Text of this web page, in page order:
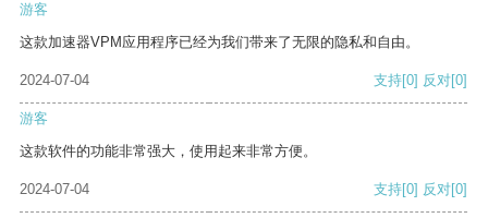
游客
这款加速器VPM应用程序已经为我们带来了无限的隐私和自由。
2024-07-04 支持[0] 反对[0]
游客
这款软件的功能非常强大，使用起来非常方便。
2024-07-04 支持[0] 反对[0]